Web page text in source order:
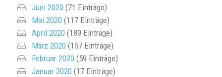
Juni 2020 (71 Einträge)
Mai 2020 (117 Einträge)
April 2020 (189 Einträge)
März 2020 (157 Einträge)
Februar 2020 (59 Einträge)
Januar 2020 (17 Einträge)